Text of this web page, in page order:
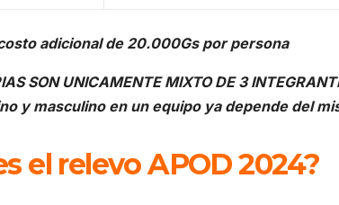
adicional de 20.000Gs por persona
SON UNICAMENTE MIXTO DE 3
y masculino en un equipo ya depende del
el relevo APOD 2024?